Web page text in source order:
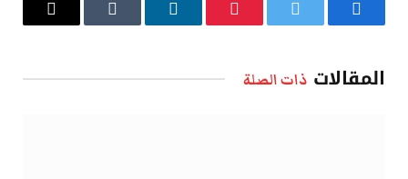
فيسبوك تويتر بينتيريستلينكدإن Tumblr
البريد
المقالات ذات الصلة